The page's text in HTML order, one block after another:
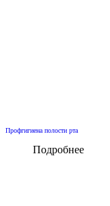
Профгигиена полости рта
Подробнее